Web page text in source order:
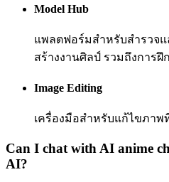
Model Hub
แพลตฟอร์มสำหรับสำรวจแ
สร้างงานศิลป์ รวมถึงการฝึ
Image Editing
เครื่องมือสำหรับแก้ไขภาพ
Can I chat with AI anime
AI?